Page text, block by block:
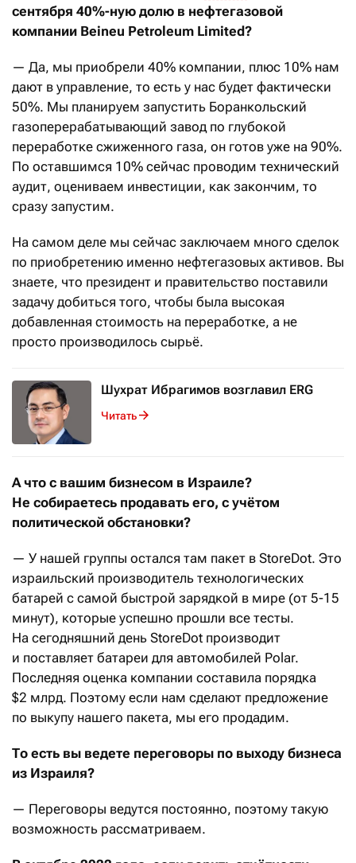
сентября 40%-ную долю в нефтегазовой
компании Beineu Petroleum Limited?
— Да, мы приобрели 40% компании, плюс 10% нам
дают в управление, то есть у нас будет фактически
50%. Мы планируем запустить Боранкольский
газоперерабатывающий завод по глубокой
переработке сжиженного газа, он готов уже на 90%.
По оставшимся 10% сейчас проводим технический
аудит, оцениваем инвестиции, как закончим, то
сразу запустим.
На самом деле мы сейчас заключаем много сделок
по приобретению именно нефтегазовых активов. Вы
знаете, что президент и правительство поставили
задачу добиться того, чтобы была высокая
добавленная стоимость на переработке, а не
просто производилось сырьё.
Шухрат Ибрагимов возглавил ERG
Читать
А что с вашим бизнесом в Израиле?
Не собираетесь продавать его, с учётом
политической обстановки?
— У нашей группы остался там пакет в StoreDot. Это
израильский производитель технологических
батарей с самой быстрой зарядкой в мире (от 5-15
минут), которые успешно прошли все тесты.
На сегодняшний день StoreDot производит
и поставляет батареи для автомобилей Polar.
Последняя оценка компании составила порядка
$2 млрд. Поэтому если нам сделают предложение
по выкупу нашего пакета, мы его продадим.
То есть вы ведете переговоры по выходу бизнеса
из Израиля?
— Переговоры ведутся постоянно, поэтому такую
возможность рассматриваем.